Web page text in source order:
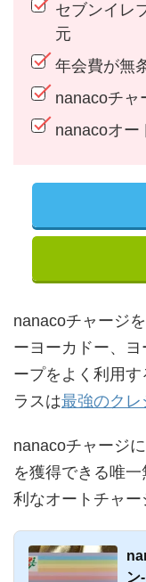
セブンイレ
元
年会費が無
nanacoチャ
nanacoオー
nanacoチャージ
ーヨーカドー、
ープをよく利用
ラスは最強のクレ
nanacoチャージ
を獲得できる唯
利なオートチャー
ン